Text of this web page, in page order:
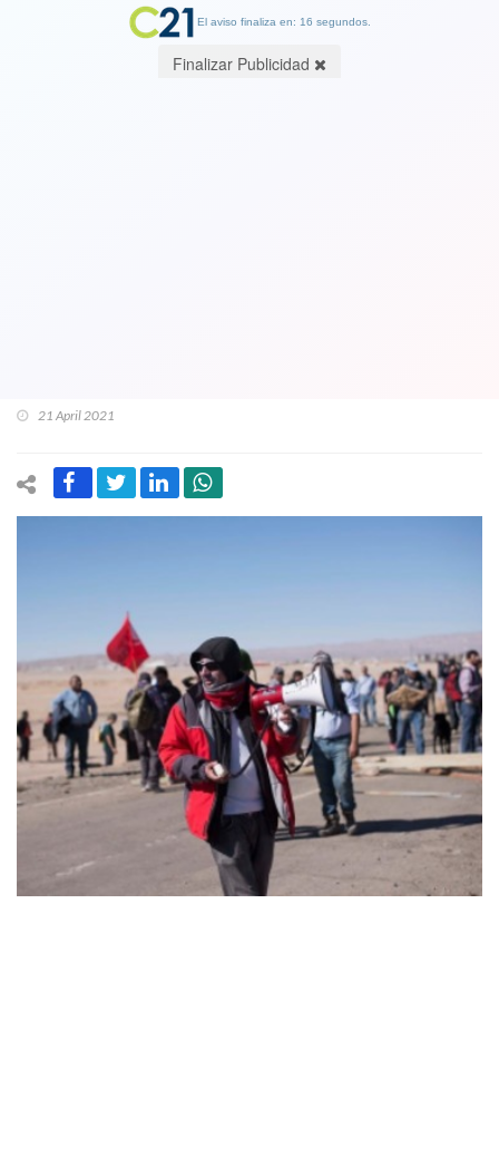
21 April 2021
El aviso finaliza en: 16 segundos.
Finalizar Publicidad